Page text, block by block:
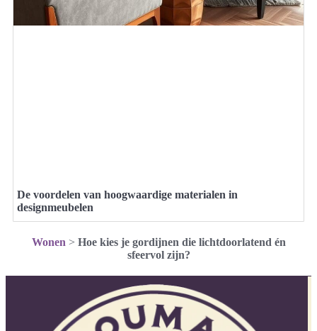
De voordelen van hoogwaardige materialen in
designmeubelen
Wonen > Hoe kies je gordijnen die lichtdoorlatend én
sfeervol zijn?